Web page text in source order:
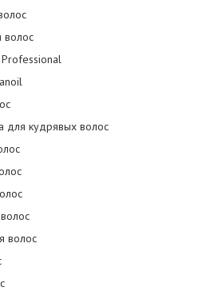
волос
для кудрявых волос
волос